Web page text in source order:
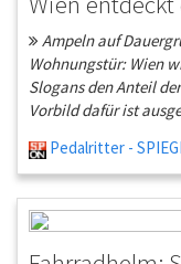
Ampeln auf
Wohnungstür: Wien
Slogans den Anteil
Vorbild dafür ist
Pedalritter -